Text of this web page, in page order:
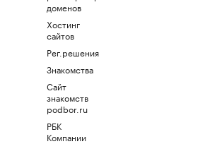
доменов
Хостинг
сайтов
Рег.решения
Знакомства
Сайт
знакомств
podbor.ru
РБК
Компании